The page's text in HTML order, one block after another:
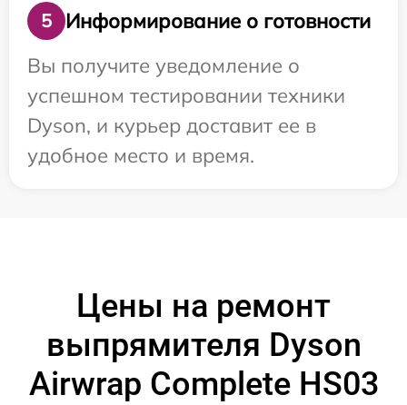
5
Информирование о готовности
Вы получите уведомление о
успешном тестировании техники
Dyson, и курьер доставит ее в
удобное место и время.
Цены на ремонт
выпрямителя Dyson
Airwrap Complete HS03